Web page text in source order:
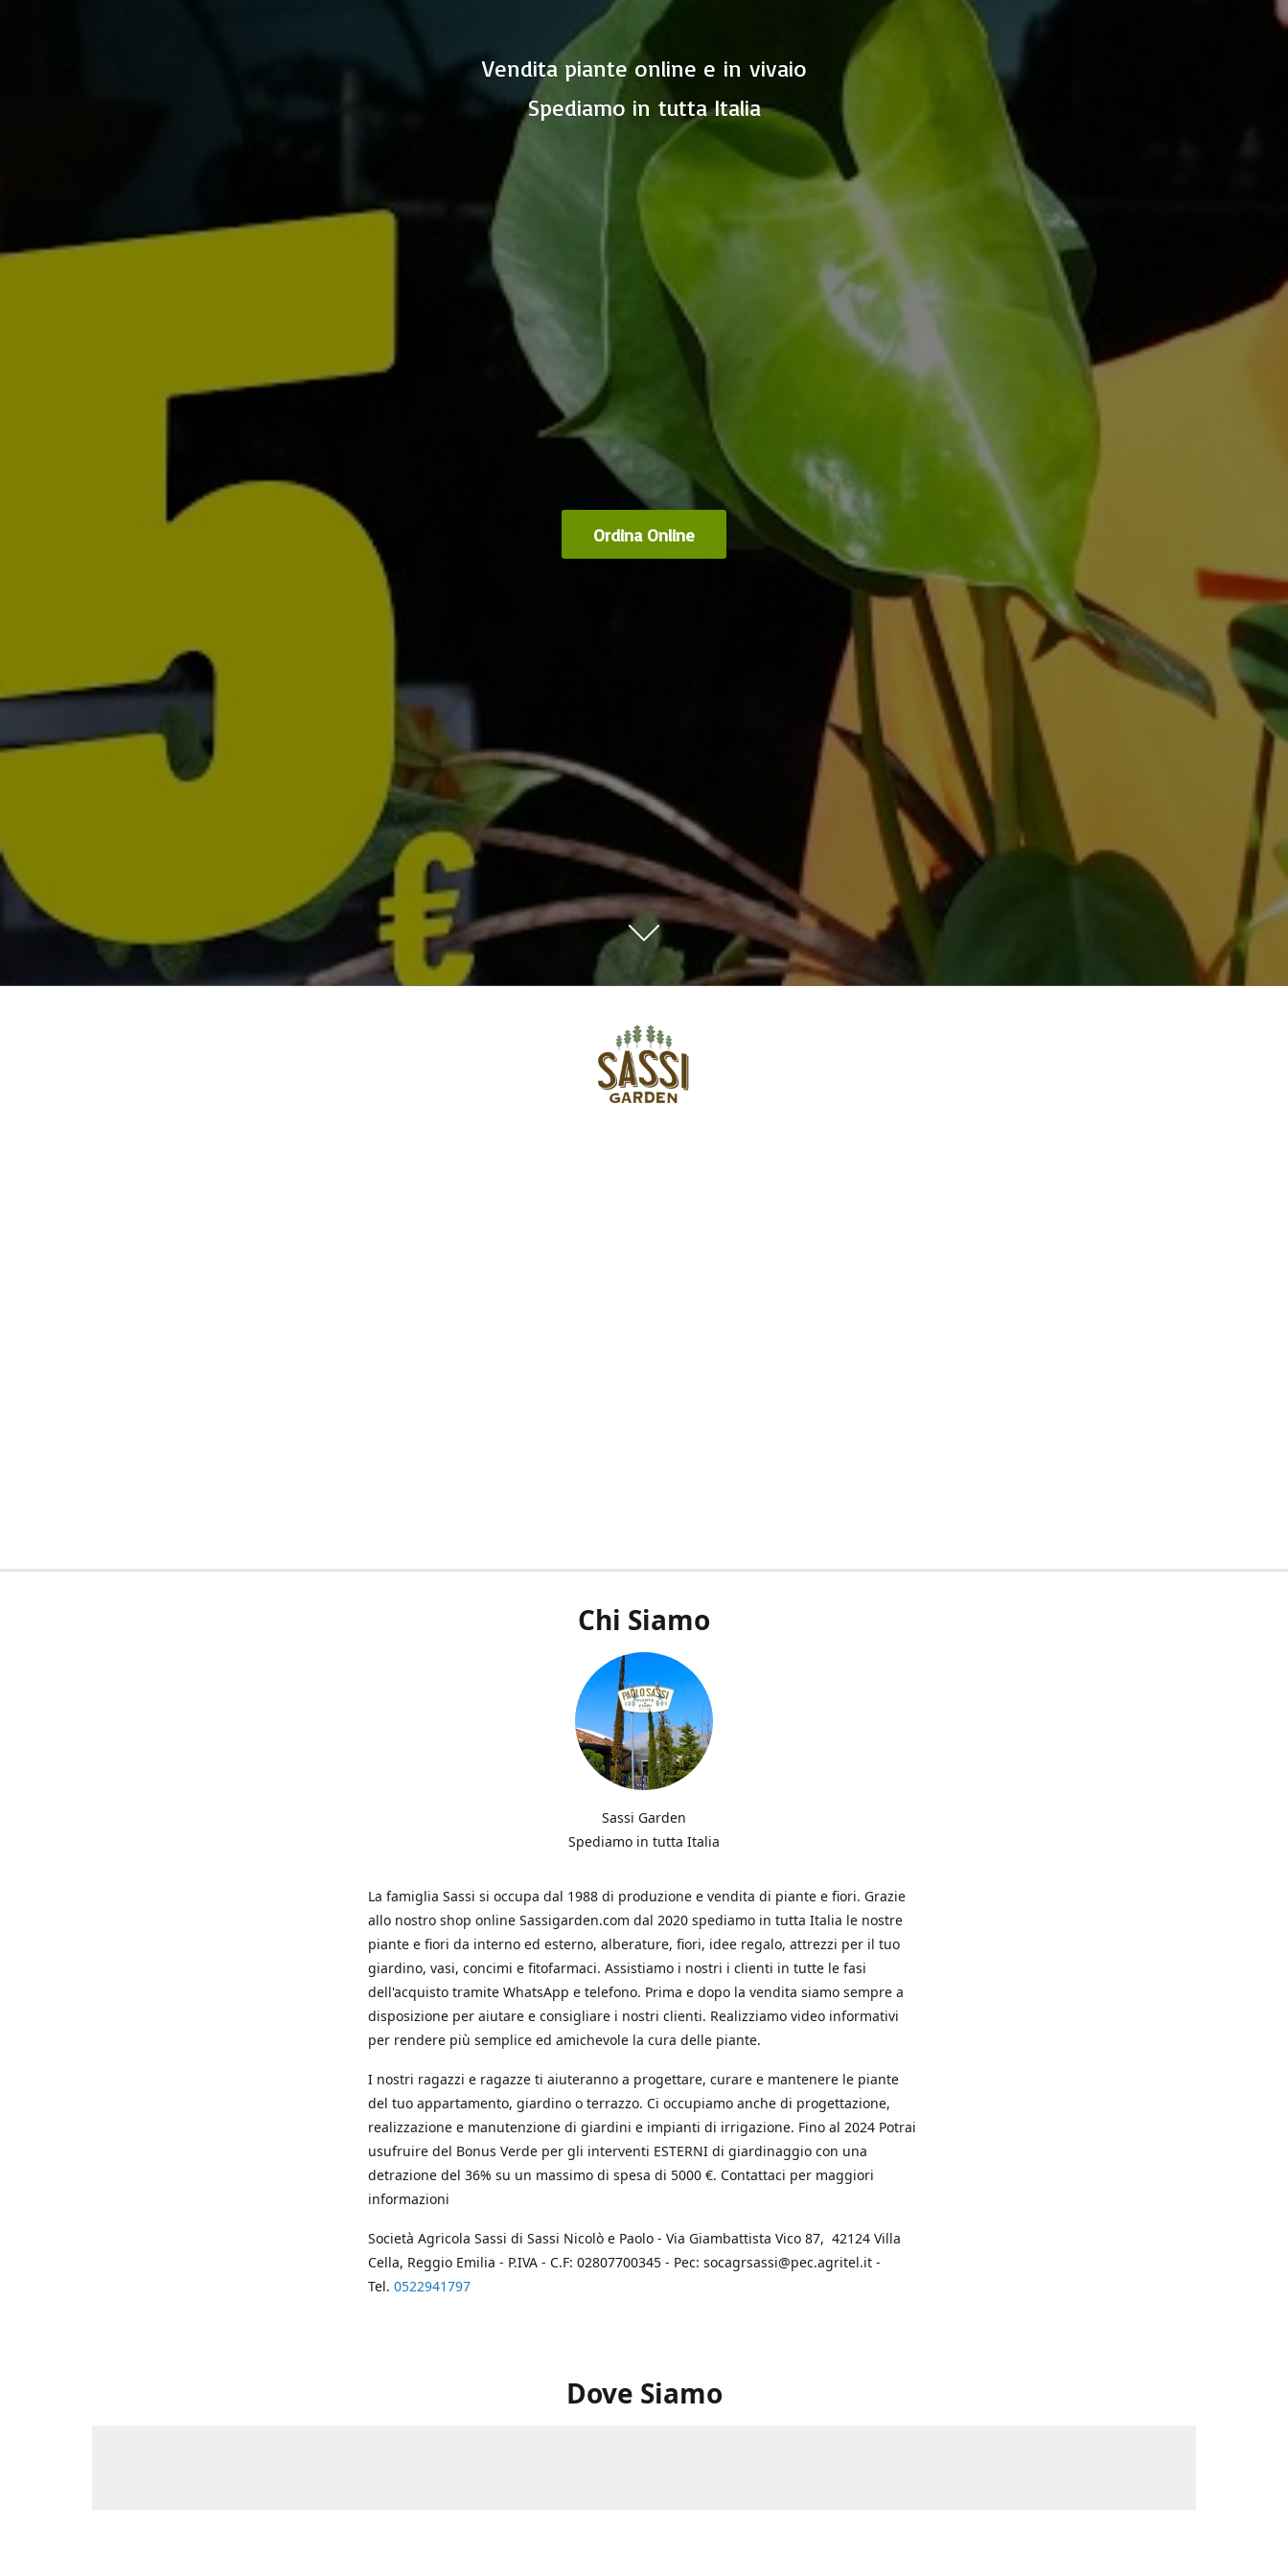
Vendita piante online e in vivaio
Spediamo in tutta Italia
Ordina Online
Chi Siamo
Sassi Garden
Spediamo in tutta Italia
La famiglia Sassi si occupa dal 1988 di produzione e vendita di piante e fiori. Grazie
allo nostro shop online Sassigarden.com dal 2020 spediamo in tutta Italia le nostre
piante e fiori da interno ed esterno, alberature, fiori, idee regalo, attrezzi per il tuo
giardino, vasi, concimi e fitofarmaci. Assistiamo i nostri i clienti in tutte le fasi
dell'acquisto tramite WhatsApp e telefono. Prima e dopo la vendita siamo sempre a
disposizione per aiutare e consigliare i nostri clienti. Realizziamo video informativi
per rendere più semplice ed amichevole la cura delle piante.
I nostri ragazzi e ragazze ti aiuteranno a progettare, curare e mantenere le piante
del tuo appartamento, giardino o terrazzo. Ci occupiamo anche di progettazione,
realizzazione e manutenzione di giardini e impianti di irrigazione. Fino al 2024 Potrai
usufruire del Bonus Verde per gli interventi ESTERNI di giardinaggio con una
detrazione del 36% su un massimo di spesa di 5000 €. Contattaci per maggiori
informazioni
Società Agricola Sassi di Sassi Nicolò e Paolo - Via Giambattista Vico 87, 42124 Villa
Cella, Reggio Emilia - P.IVA - C.F: 02807700345 - Pec: socagrsassi@pec.agritel.it -
Tel. 0522941797
Dove Siamo